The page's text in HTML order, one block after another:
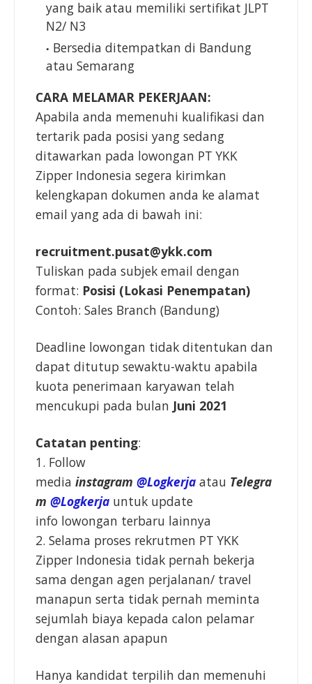
yang baik atau memiliki sertifikat JLPT
N2/ N3
Bersedia ditempatkan di Bandung
atau Semarang
CARA MELAMAR PEKERJAAN:
Apabila anda memenuhi kualifikasi dan
tertarik pada posisi yang sedang
ditawarkan pada lowongan PT YKK
Zipper Indonesia segera kirimkan
kelengkapan dokumen anda ke alamat
email yang ada di bawah ini:
recruitment.pusat@ykk.com
Tuliskan pada subjek email dengan
format: Posisi (Lokasi Penempatan)
Contoh: Sales Branch (Bandung)
Deadline lowongan tidak ditentukan dan
dapat ditutup sewaktu-waktu apabila
kuota penerimaan karyawan telah
mencukupi pada bulan Juni 2021
Catatan penting:
1. Follow
media instagram @Logkerja atau Telegra
m @Logkerja untuk update
info lowongan terbaru lainnya
2. Selama proses rekrutmen PT YKK
Zipper Indonesia tidak pernah bekerja
sama dengan agen perjalanan/ travel
manapun serta tidak pernah meminta
sejumlah biaya kepada calon pelamar
dengan alasan apapun
Hanya kandidat terpilih dan memenuhi